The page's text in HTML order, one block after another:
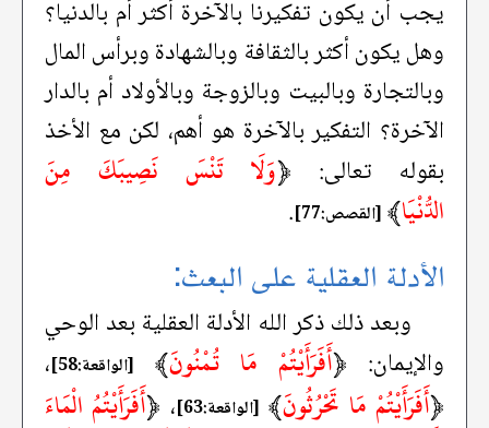
يجب أن يكون تفكيرنا بالآخرة أكثر أم بالدنيا؟
وهل يكون أكثر بالثقافة وبالشهادة وبرأس المال
وبالتجارة وبالبيت وبالزوجة وبالأولاد أم بالدار
الآخرة؟ التفكير بالآخرة هو أهم، لكن مع الأخذ
بقوله تعالى: ﴿وَلَا تَنْسَ نَصِيبَكَ مِنَ
الدُّنْيَا﴾ [القصص:77] .
الأدلة العقلية على البعث:
وبعد ذلك ذكر الله الأدلة العقلية بعد الوحي
والإيمان: ﴿أَفَرَأَيْتُمْ مَا تُمْنُونَ﴾ [الواقعة:58] ،
﴿أَفَرَأَيْتُمْ مَا تَحْرُثُونَ﴾ [الواقعة:63] ، ﴿أَفَرَأَيْتُمُ الْمَاءَ